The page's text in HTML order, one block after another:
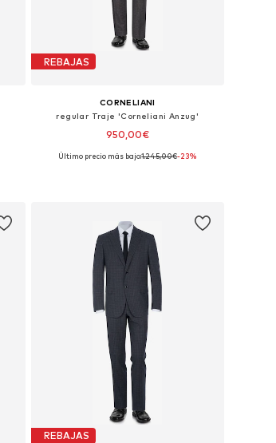
REBAJAS
CORNELIANI
regular Traje 'Corneliani Anzug'
950,00€
Tallas disponibles: 48, 50, 54
Último precio más bajo:1.245,00€-23%
REBAJAS